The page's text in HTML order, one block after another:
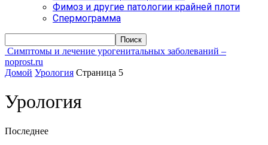
Фимоз и другие патологии крайней плоти
Спермограмма
Симптомы и лечение урогенитальных заболеваний –
noprost.ru
Домой Урология Страница 5
Урология
Последнее